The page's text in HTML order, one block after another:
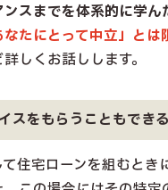
スまでを体系的に学ん
なたにとって中立」とは
しくお話しします。
スをもらうこともできる
住宅ローンを組むと